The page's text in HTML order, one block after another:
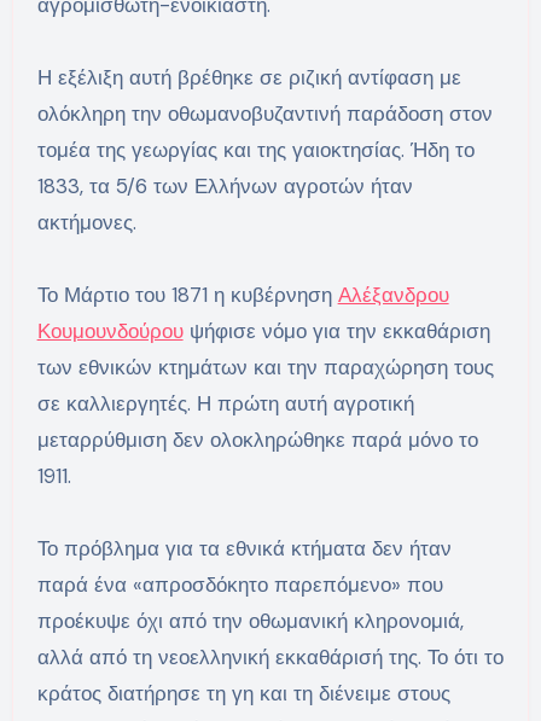
Η εξέλιξη αυτή βρέθηκε σε ριζική αντίφαση με
ολόκληρη την οθωμανοβυζαντινή παράδοση στον
τομέα της γεωργίας και της γαιοκτησίας. Ήδη το
1833, τα 5/6 των Ελλήνων αγροτών ήταν
ακτήμονες.
Το Μάρτιο του 1871 η κυβέρνηση Αλέξανδρου
Κουμουνδούρουψήφισε νόμο για την εκκαθάριση
των εθνικών κτημάτων και την παραχώρηση τους
σε καλλιεργητές. Η πρώτη αυτή αγροτική
μεταρρύθμιση δεν ολοκληρώθηκε παρά μόνο το
1911.
Το πρόβλημα για τα εθνικά κτήματα δεν ήταν
παρά ένα «απροσδόκητο παρεπόμενο» που
προέκυψε όχι από την οθωμανική κληρονομιά,
αλλά από τη νεοελληνική εκκαθάρισή της. Το ότι το
κράτος διατήρησε τη γη και τη διένειμε στους